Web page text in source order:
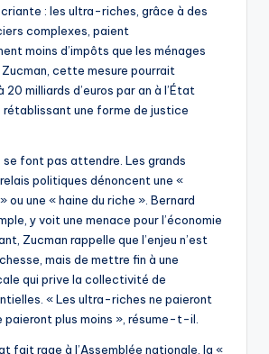
: les ultra-riches, grâce à des
complexes, paient
moins d’impôts que les ménages
Zucman, cette mesure pourrait
20 milliards d’euros par an à l’État
une forme de justice
se font pas attendre. Les grands
politiques dénoncent une «
ou une « haine du riche ». Bernard
y voit une menace pour l’économie
Zucman rappelle que l’enjeu n’est
mais de mettre fin à une
qui prive la collectivité de
« Les ultra-riches ne paieront
paieront plus moins », résume-t-il.
fait rage à l’Assemblée nationale, la «